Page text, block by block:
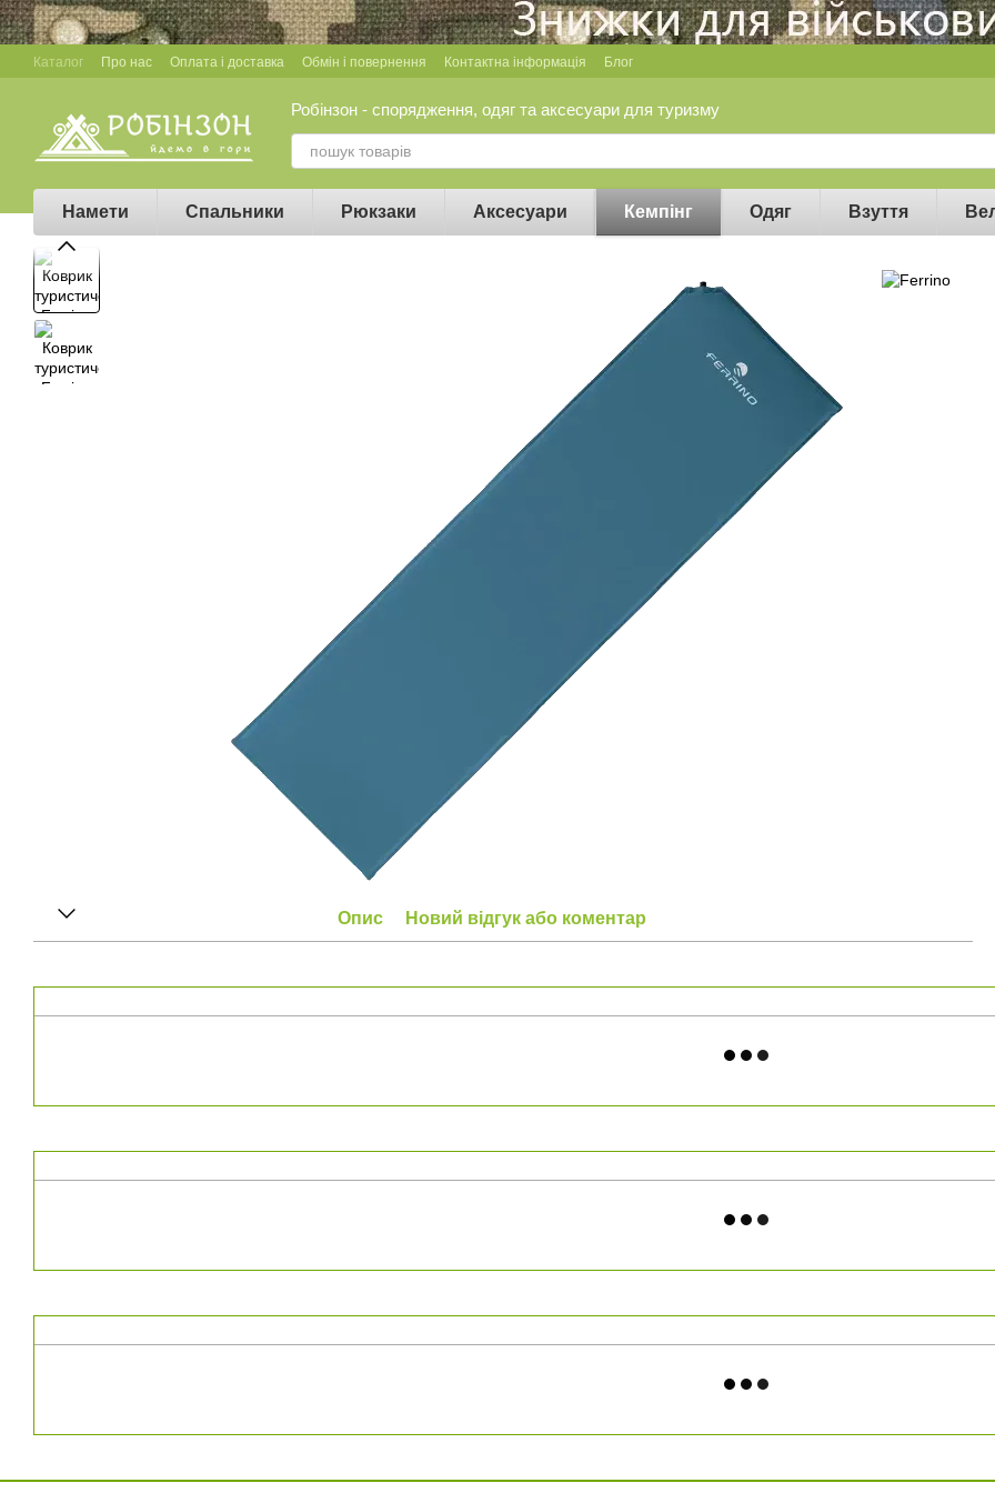
Перейти до основного контенту
Каталог Про нас Оплата і доставка Обмін і повернення Контактна інформація Блог
Робінзон - спорядження, одяг та аксесуари для туризму
Намети Спальники Рюкзаки Аксесуари Кемпінг Одяг Взуття
Опис Новий відгук або коментар